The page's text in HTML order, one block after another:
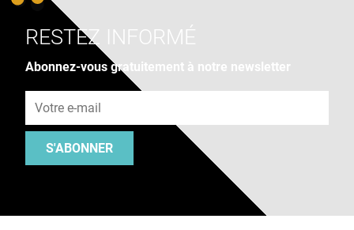
RESTEZ INFORMÉ
Abonnez-vous gratuitement à notre newsletter
S'ABONNER